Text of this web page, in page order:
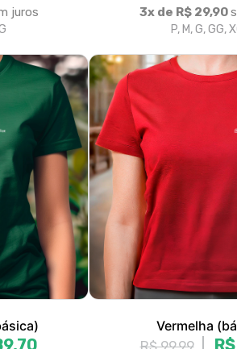
juros
Vermelha
R$ 99,99
3x de R$ 29,90
P, M, G, GG,